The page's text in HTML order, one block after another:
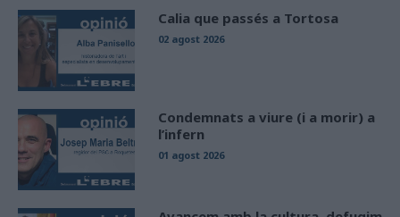
Calia que passés a Tortosa
02 agost 2026
Condemnats a viure (i a morir) a
l’infern
01 agost 2026